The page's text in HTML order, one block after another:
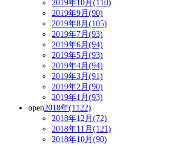
2019年10月(110)
2019年9月(90)
2019年8月(105)
2019年7月(93)
2019年6月(94)
2019年5月(93)
2019年4月(94)
2019年3月(91)
2019年2月(90)
2019年1月(93)
open2018年(1122)
2018年12月(72)
2018年11月(121)
2018年10月(90)